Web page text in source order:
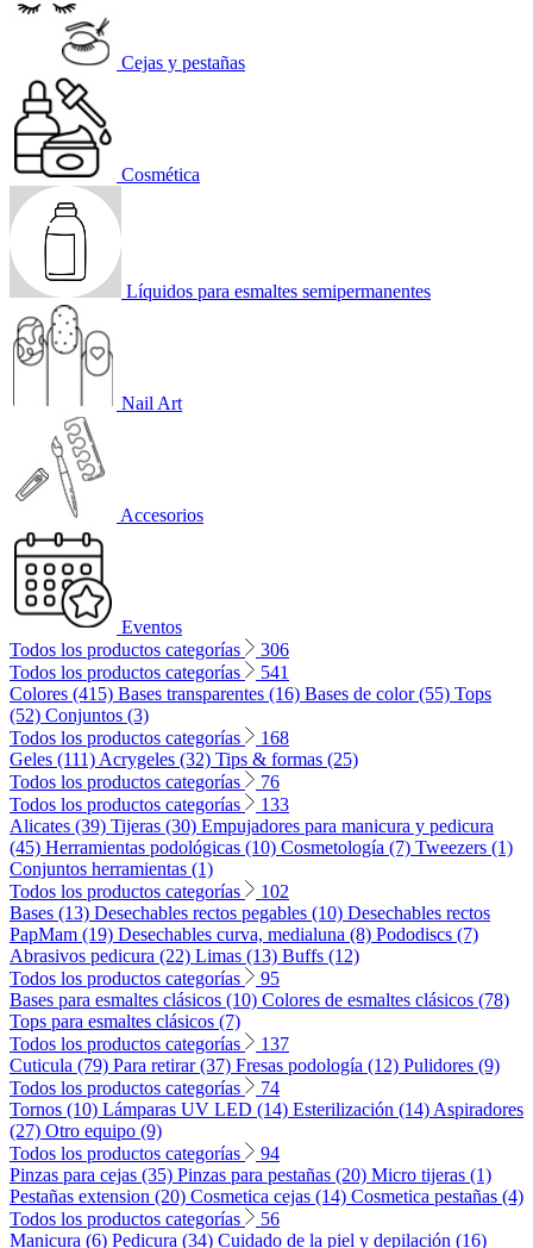
Cejas y pestañas
Cosmética
Líquidos para esmaltes semipermanentes
Nail Art
Accesorios
Eventos
Todos los productos categorías
306
Todos los productos categorías
541
Colores (415) Bases transparentes (16) Bases de color (55) Tops
(52) Conjuntos (3)
Todos los productos categorías
168
Geles (111) Acrygeles (32) Tips & formas (25)
Todos los productos categorías
76
Todos los productos categorías
133
Alicates (39) Tijeras (30) Empujadores para manicura y pedicura
(45) Herramientas podológicas (10) Cosmetología (7) Tweezers (1)
Conjuntos herramientas (1)
Todos los productos categorías
102
Bases (13) Desechables rectos pegables (10) Desechables rectos
PapMam (19) Desechables curva, medialuna (8) Pododiscs (7)
Abrasivos pedicura (22) Limas (13) Buffs (12)
Todos los productos categorías
95
Bases para esmaltes clásicos (10) Colores de esmaltes clásicos (78)
Tops para esmaltes clásicos (7)
Todos los productos categorías
137
Cuticula (79) Para retirar (37) Fresas podología (12) Pulidores (9)
Todos los productos categorías
74
Tornos (10) Lámparas UV LED (14) Esterilización (14) Aspiradores
(27) Otro equipo (9)
Todos los productos categorías
94
Pinzas para cejas (35) Pinzas para pestañas (20) Micro tijeras (1)
Pestañas extension (20) Cosmetica cejas (14) Cosmetica pestañas (4)
Todos los productos categorías
56
Manicura (6) Pedicura (34) Cuidado de la piel y depilación (16)